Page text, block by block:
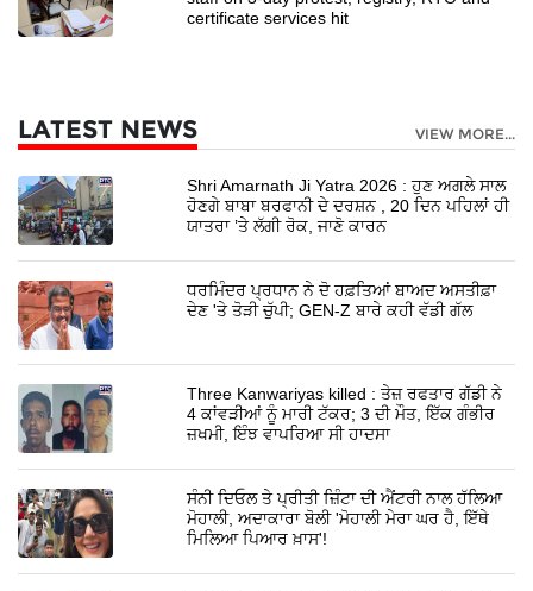
certificate services hit
LATEST NEWS VIEW MORE...
Shri Amarnath Ji Yatra 2026 : ਹੁਣ ਅਗਲੇ ਸਾਲ
ਹੋਣਗੇ ਬਾਬਾ ਬਰਫਾਨੀ ਦੇ ਦਰਸ਼ਨ , 20 ਦਿਨ ਪਹਿਲਾਂ ਹੀ
ਯਾਤਰਾ ’ਤੇ ਲੱਗੀ ਰੋਕ, ਜਾਣੋ ਕਾਰਨ
ਧਰਮਿੰਦਰ ਪ੍ਰਧਾਨ ਨੇ ਦੋ ਹਫ਼ਤਿਆਂ ਬਾਅਦ ਅਸਤੀਫ਼ਾ
ਦੇਣ 'ਤੇ ਤੋੜੀ ਚੁੱਪੀ; GEN-Z ਬਾਰੇ ਕਹੀ ਵੱਡੀ ਗੱਲ
Three Kanwariyas killed : ਤੇਜ਼ ਰਫਤਾਰ ਗੱਡੀ ਨੇ
4 ਕਾਂਵੜੀਆਂ ਨੂੰ ਮਾਰੀ ਟੱਕਰ; 3 ਦੀ ਮੌਤ, ਇੱਕ ਗੰਭੀਰ
ਜ਼ਖਮੀ, ਇੰਝ ਵਾਪਰਿਆ ਸੀ ਹਾਦਸਾ
ਸੰਨੀ ਦਿਓਲ ਤੇ ਪ੍ਰੀਤੀ ਜ਼ਿੰਟਾ ਦੀ ਐਂਟਰੀ ਨਾਲ ਹੱਲਿਆ
ਮੋਹਾਲੀ, ਅਦਾਕਾਰਾ ਬੋਲੀ 'ਮੋਹਾਲੀ ਮੇਰਾ ਘਰ ਹੈ, ਇੱਥੇ
ਮਿਲਿਆ ਪਿਆਰ ਖ਼ਾਸ'!